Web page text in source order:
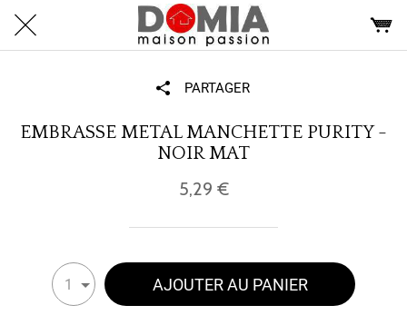
PARTAGER
EMBRASSE METAL MANCHETTE PURITY -
NOIR MAT
5,29 €
1 AJOUTER AU PANIER